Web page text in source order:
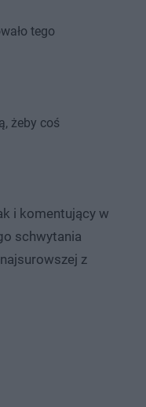
tego
żeby coś
i komentujący w
schwytania
z